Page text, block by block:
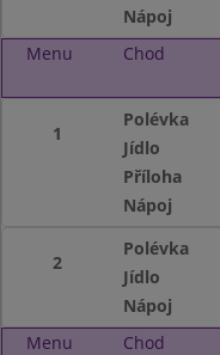
Nápoj
Menu
Chod
1
Polévka
Jídlo
Příloha
Nápoj
2
Polévka
Jídlo
Nápoj
Menu
Chod